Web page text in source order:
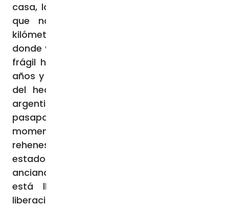
casa, la única buena noticia para Maayan,
que nos habla desde un kibutz a 30
kilómetros de la frontera con el Líbano,
donde vive con su marido y sus dos hijos. El
frágil hilo de esperanza de Maayan, de 39
años y madre de dos hijos, pende también
del hecho de que son judíos de origen
argentino. Los cinco tienen doble
pasaporte. Israelí y argentino. Hasta el
momento han sido liberados cuatro
rehenes: una madre y su hija
estadounidenses y, anoche, dos mujeres
ancianas. Según medios internacionales, se
está llegando a un acuerdo para la
liberación de 50 rehenes, con doble